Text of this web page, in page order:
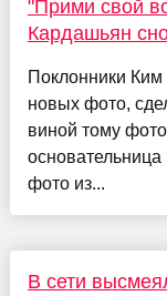
"Прими свой
Кардашьян
Поклонники Ким
новых фото,
виной тому
фото из...
В сети